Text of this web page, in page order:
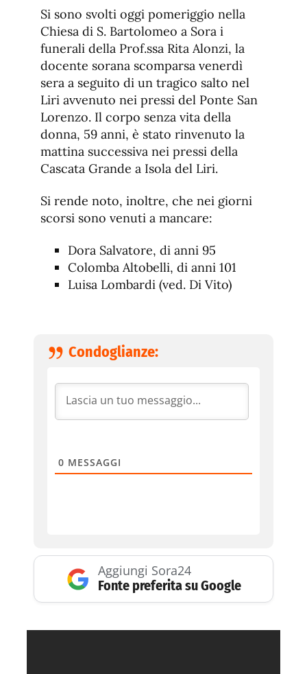
fuente
de
fuente.
Si sono svolti oggi pomeriggio nella
Chiesa di S. Bartolomeo a Sora i
funerali della Prof.ssa Rita Alonzi, la
docente sorana scomparsa venerdì
sera a seguito di un tragico salto nel
Liri avvenuto nei pressi del Ponte San
Lorenzo. Il corpo senza vita della
donna, 59 anni, è stato rinvenuto la
mattina successiva nei pressi della
Cascata Grande a Isola del Liri.
Si rende noto, inoltre, che nei giorni
scorsi sono venuti a mancare:
Dora Salvatore, di anni 95
Colomba Altobelli, di anni 101
Luisa Lombardi (ved. Di Vito)
Condoglianze:
0 MESSAGGI
Aggiungi Sora24
Fonte preferita su Google